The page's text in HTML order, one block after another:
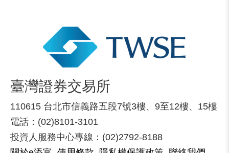
臺灣證券交易所
110615 台北市信義路五段7號3樓、9至12樓、15樓
電話：(02)8101-3101
投資人服務中心專線：(02)2792-8188